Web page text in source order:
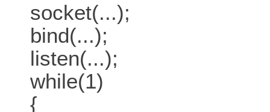
socket(...);
bind(...);
listen(...);
while(1)
{